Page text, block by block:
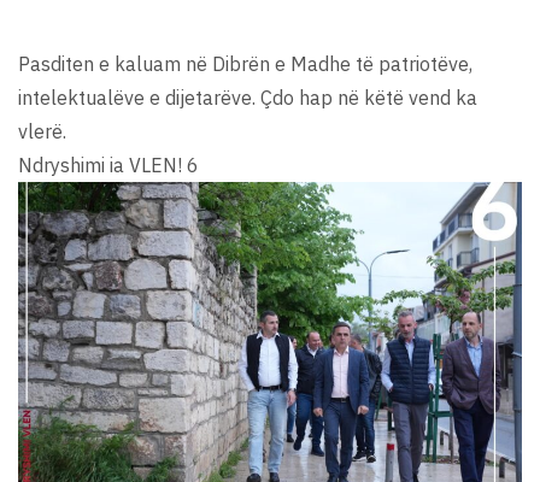
Pasditen e kaluam në Dibrën e Madhe të patriotëve,
intelektualëve e dijetarëve. Çdo hap në këtë vend ka
vlerë.
Ndryshimi ia VLEN! 6